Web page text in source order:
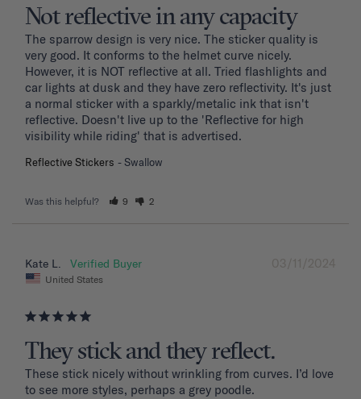
Not reflective in any capacity
The sparrow design is very nice. The sticker quality is
very good. It conforms to the helmet curve nicely.
However, it is NOT reflective at all. Tried flashlights and
car lights at dusk and they have zero reflectivity. It's just
a normal sticker with a sparkly/metalic ink that isn't
reflective. Doesn't live up to the 'Reflective for high
visibility while riding' that is advertised.
Reflective Stickers Swallow
Was this helpful? 9 2
03/11/2024
Kate L.
United States
They stick and they reflect.
These stick nicely without wrinkling from curves. I’d love
to see more styles, perhaps a grey poodle.